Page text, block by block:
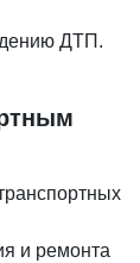
ДТП.
и ремонта